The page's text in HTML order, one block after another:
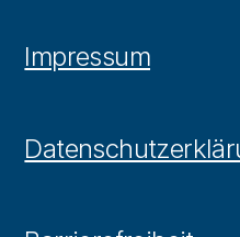
Impressum